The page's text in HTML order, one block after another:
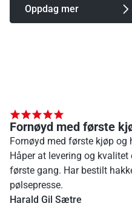
Oppdag mer
Fornøyd med første
Fornøyd med første kjøp og
Håper at levering og kvalitet
første gang. Har bestilt
pølsepresse.
Harald Gil Sætre